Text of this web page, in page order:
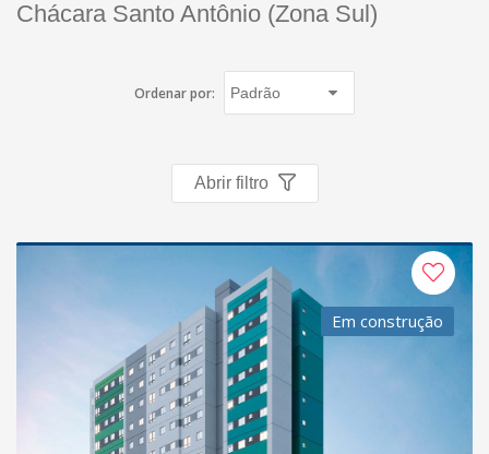
Chácara Santo Antônio (Zona Sul)
Ordenar por:
Abrir filtro
Em construção